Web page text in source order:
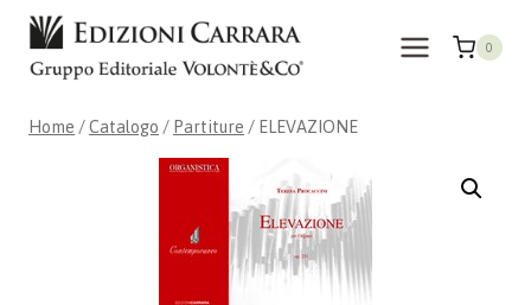
Salta
contenuto
0
Home /Catalogo / Partiture / ELEVAZIONE